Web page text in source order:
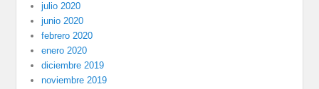
julio 2020
junio 2020
febrero 2020
enero 2020
diciembre 2019
noviembre 2019